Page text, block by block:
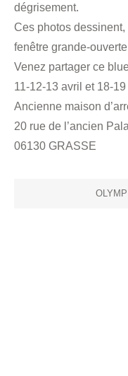
dégrisement.
Ces photos
fenêtre grande-
Venez partager ce
11-12-13 avril et 18-
Ancienne maison
20 rue de l’ancien
06130 GRASSE